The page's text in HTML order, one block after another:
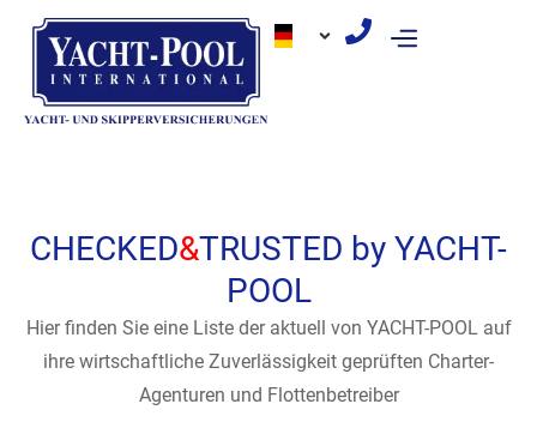
springen
CHECKED&TRUSTED by YACHT-
POOL
Hier finden Sie eine Liste der aktuell von YACHT-POOL auf
ihre wirtschaftliche Zuverlässigkeit geprüften Charter-
Agenturen und Flottenbetreiber